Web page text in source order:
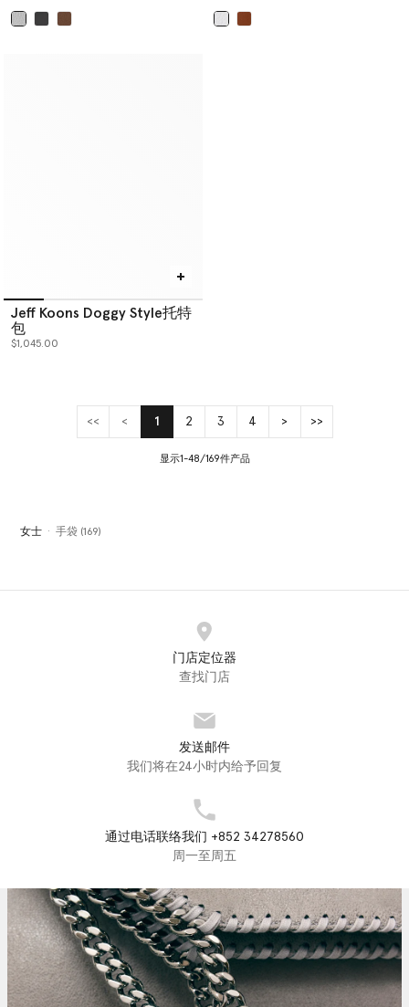
Jeff Koons Doggy Style托特
包
$1,045.00
<< < 1(current)
2 3 4 > >>
显示1-48/169件产品
女士 手袋 (169)
门店定位器
查找门店
发送邮件
我们将在24小时内给予回复
通过电话联络我们 +852 34278560
周一至周五